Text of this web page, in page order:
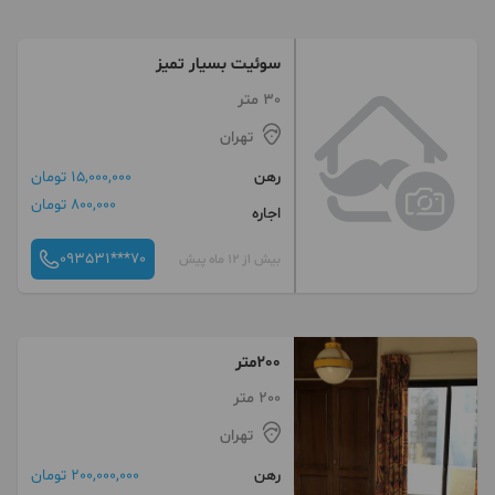
سوئیت بسیار تمیز
30 متر
تهران
رهن
15,000,000 تومان
اجاره
800,000 تومان
بیش از 12 ماه پیش 093531***70
٢٠٠متر
200 متر
تهران
رهن
200,000,000 تومان